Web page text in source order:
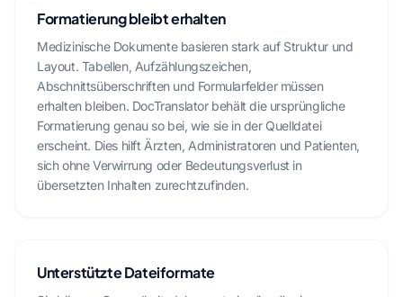
Formatierung bleibt erhalten
Medizinische Dokumente basieren stark auf Struktur und
Layout. Tabellen, Aufzählungszeichen,
Abschnittsüberschriften und Formularfelder müssen
erhalten bleiben. DocTranslator behält die ursprüngliche
Formatierung genau so bei, wie sie in der Quelldatei
erscheint. Dies hilft Ärzten, Administratoren und Patienten,
sich ohne Verwirrung oder Bedeutungsverlust in
übersetzten Inhalten zurechtzufinden.
Unterstützte Dateiformate